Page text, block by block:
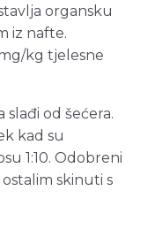
organsku
iz nafte.
kg tjelesne
slađi od šećera.
kad su
1:10. Odobreni
skinuti s